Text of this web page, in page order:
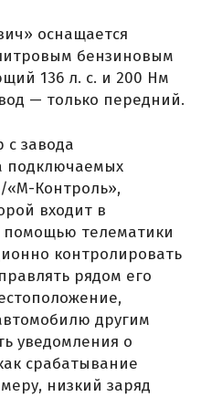
оснащается
бензиновым
136 л. с. и 200 Нм
— только передний.
с завода
подключаемых
«М-Контроль»,
входит в
помощью телематики
контролировать
рядом его
другим
уведомления о
срабатывание
низкий заряд